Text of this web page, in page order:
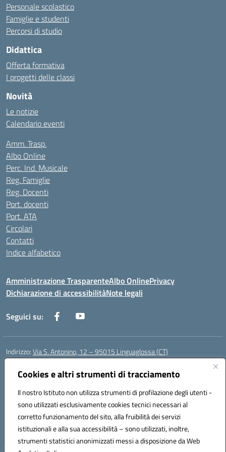
Cookies e altri strumenti di tracciamento
Il nostro Istituto non utilizza strumenti di profilazione degli utenti -
sono utilizzati esclusivamente cookies tecnici necessari al
corretto funzionamento del sito, alla fruibilità dei servizi
istituzionali e alla sua accessibilità – sono utilizzati, inoltre,
strumenti statistici anonimizzati messi a disposizione da Web
Personale scolastico
Famiglie e studenti
Percorsi di studio
Didattica
Offerta formativa
I progetti delle classi
Novità
Le notizie
Calendario eventi
Amm. Trasp.
Albo Online
Perc. Ind. Musicale
Reg. Famiglie
Reg. Docenti
Port. docenti
Port. ATA
Circolari
Contatti
Indice alfabetico
Amministrazione TrasparenteAlbo OnlinePrivacy
Dichiarazione di accessibilitàNote legali
Seguici su:
Indirizzo:Via S. Antonino, 12 – 95015 Linguaglossa (CT)
Centralino:
Posta elettronica certificata (PEC):ctic83200r@pec.istruzione.it
Codice fiscale: 83002470876
Codice meccanografico:CTIC83200R
Codice Indice delle Pubbliche Amministrazioni (IPA): istsc_CTIC83200R
Codice unico di fatturazione (CUF): UF7TEB